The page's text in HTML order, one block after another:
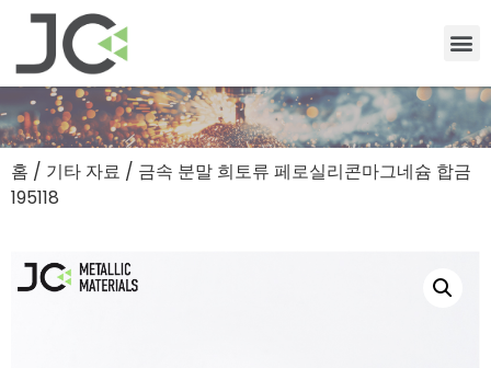
홈 / 기타 자료 / 금속 분말 희토류 페로실리콘마그네슘 합금
195118